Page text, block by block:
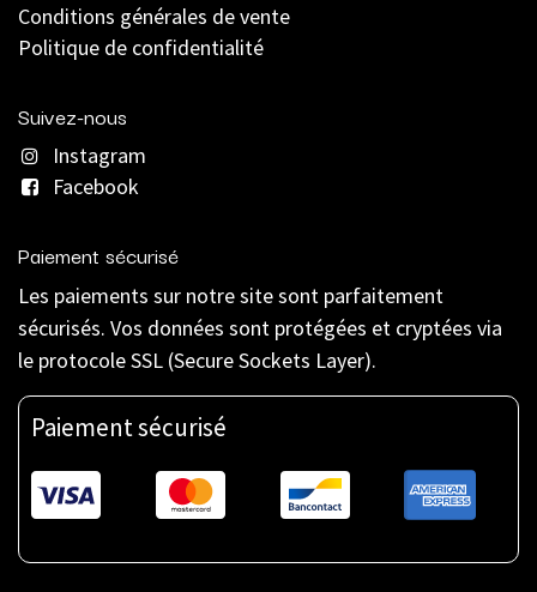
Conditions générales de vente
Politique de confidentialité
Suivez-nous
Instagram
Facebook
Paiement sécurisé
Les paiements sur notre site sont parfaitement
sécurisés. Vos données sont protégées et cryptées via
le protocole SSL (Secure Sockets Layer).
Paiement sécurisé